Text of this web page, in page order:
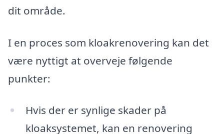
dit område.
I en proces som kloakrenovering kan det
være nyttigt at overveje følgende
punkter:
Hvis der er synlige skader på
kloaksystemet, kan en renovering